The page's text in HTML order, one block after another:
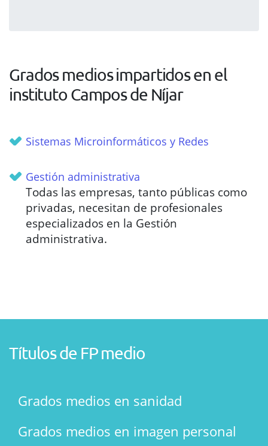
Grados medios impartidos en el
instituto Campos de Níjar
Sistemas Microinformáticos y Redes
Gestión administrativa
Todas las empresas, tanto públicas como
privadas, necesitan de profesionales
especializados en la Gestión
administrativa.
Títulos de FP medio
Grados medios en sanidad
Grados medios en imagen personal